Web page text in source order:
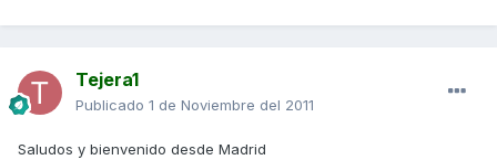
Tejera1
Publicado 1 de Noviembre del 2011
Saludos y bienvenido desde Madrid